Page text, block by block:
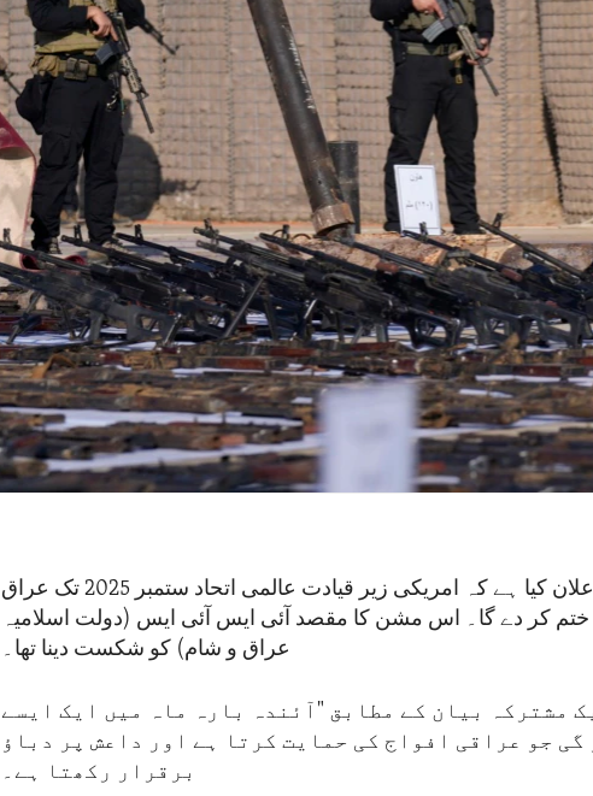
امریکہ اور عراق نے اعلان کیا ہے کہ امریکی زیر قیادت عالمی اتحاد ستمبر 2025 تک عراق
کر دے گا۔ اس مشن کا مقصد آئی ایس آئی ایس (دولت اسلامیہ
عراق و شام) کو شکست دینا تھا۔
مشترکہ بیان کے مطابق "آئندہ بارہ ماہ میں ایک ایسے
گی جو عراقی افواج کی حمایت کرتا ہے اور داعش پر دباؤ
برقرار رکھتا ہے۔